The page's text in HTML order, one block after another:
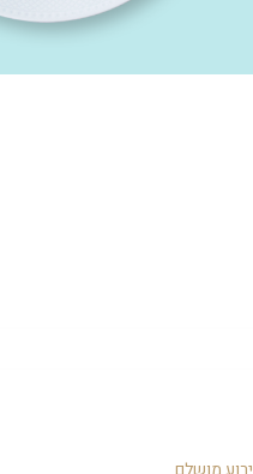
אורח באופן אישי, ולכן כרטיס תודה